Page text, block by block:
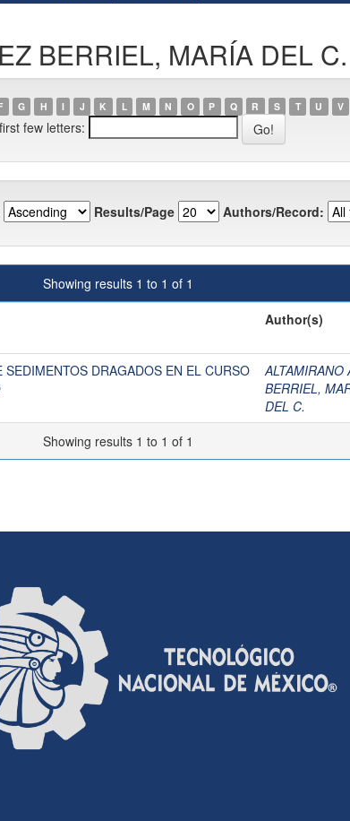
BERRIEL, MARÍA DEL C.
G H I J K L M N O P Q R S T U V
few letters:
Results/Page Authors/Record:
Showing results 1 to 1 of 1
Author(s)
DRAGADOS EN EL CURSO
ALTAMIRANO
BERRIEL,
DEL C.
Showing results 1 to 1 of 1